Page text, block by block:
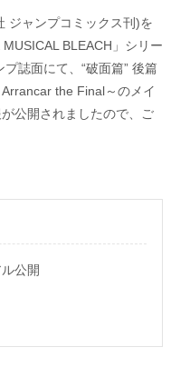
ジャンプコミックス刊)を
BLEACH」シリー
誌面にて、“破面篇” 後篇
the Final～のメイ
公開されましたので、ご
公開